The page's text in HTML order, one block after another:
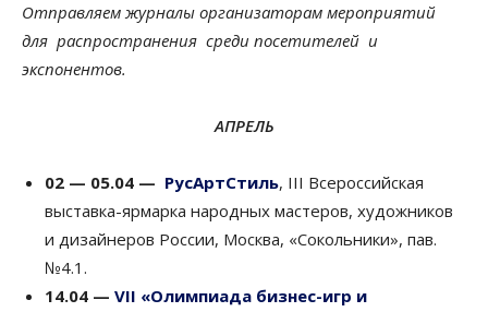
Отправляем журналы организаторам мероприятий
для распространения среди посетителей и
экспонентов.
АПРЕЛЬ
02 — 05.04 — РусАртСтиль, III Всероссийская
выставка-ярмарка народных мастеров, художников
и дизайнеров России, Москва, «Сокольники», пав.
№4.1.
14.04 — VII «Олимпиада бизнес-игр и